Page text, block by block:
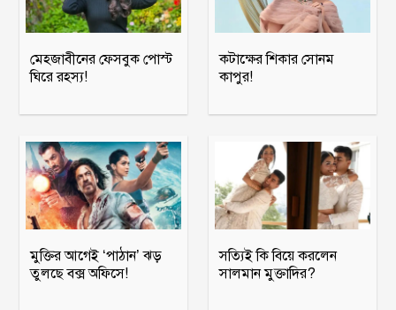
মেহজাবীনের ফেসবুক পোস্ট
ঘিরে রহস্য!
কটাক্ষের শিকার সোনম
কাপুর!
মুক্তির আগেই ‘পাঠান’ ঝড়
তুলছে বক্স অফিসে!
সত্যিই কি বিয়ে করলেন
সালমান মুক্তাদির?